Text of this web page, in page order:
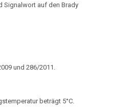
Signalwort auf den Brady
und 286/2011.
beträgt 5°C.